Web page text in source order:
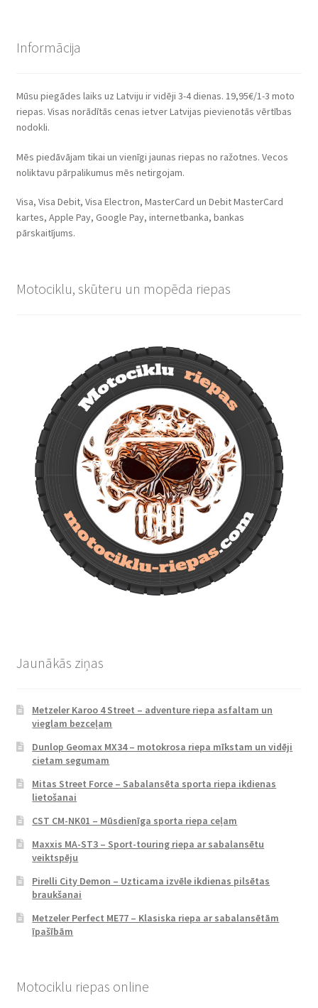
Informācija
Mūsu piegādes laiks uz Latviju ir vidēji 3-4 dienas. 19,95€/1-3 moto
riepas. Visas norādītās cenas ietver Latvijas pievienotās vērtības
nodokli.
Mēs piedāvājam tikai un vienīgi jaunas riepas no ražotnes. Vecos
noliktavu pārpalikumus mēs netirgojam.
Visa, Visa Debit, Visa Electron, MasterCard un Debit MasterCard
kartes, Apple Pay, Google Pay, internetbanka, bankas
pārskaitījums.
Motociklu, skūteru un mopēda riepas
Jaunākās ziņas
Metzeler Karoo 4 Street – adventure riepa asfaltam un
vieglam bezceļam
Dunlop Geomax MX34 – motokrosa riepa mīkstam un vidēji
cietam segumam
Mitas Street Force – Sabalansēta sporta riepa ikdienas
lietošanai
CST CM-NK01 – Mūsdienīga sporta riepa ceļam
Maxxis MA-ST3 – Sport-touring riepa ar sabalansētu
veiktspēju
Pirelli City Demon – Uzticama izvēle ikdienas pilsētas
braukšanai
Metzeler Perfect ME77 – Klasiska riepa ar sabalansētām
īpašībām
Motociklu riepas online